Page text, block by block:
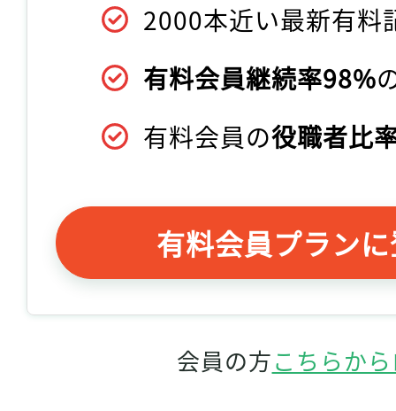
2000本近い最新有料
有料会員継続率98%
有料会員の役職者比
有料会員プラン
会員の方こちらか